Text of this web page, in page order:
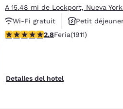
A 15.48 mi de Lockport, Nueva
Wi-Fi gratuit
Petit
calificación de 2.8 estrellas. Feria.
2.8Feria(1911)
Detalles del hotel